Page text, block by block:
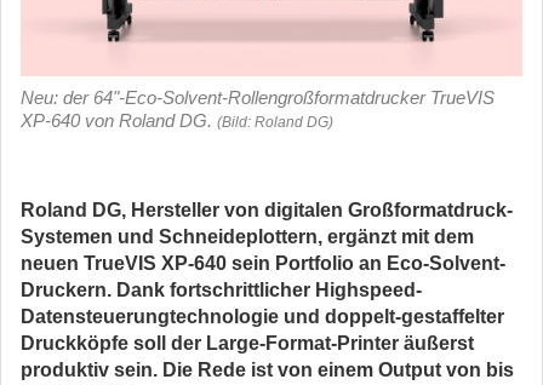
Neu: der 64"-Eco-Solvent-Rollengroßformatdrucker TrueVIS
XP-640 von Roland DG. (Bild: Roland DG)
Roland DG, Hersteller von digitalen Großformatdruck-
Systemen und Schneideplottern, ergänzt mit dem
neuen TrueVIS XP-640 sein Portfolio an Eco-Solvent-
Druckern. Dank fortschrittlicher Highspeed-
Datensteuerungtechnologie und doppelt-gestaffelter
Druckköpfe soll der Large-Format-Printer äußerst
produktiv sein. Die Rede ist von einem Output von bis